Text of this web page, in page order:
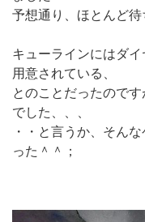
予想通り、ほとんど待
キューラインにはダ
用意されている、
とのことだったので
でした、、、
・・と言うか、そん
った＾＾；